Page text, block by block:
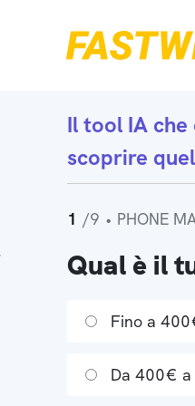
Il tool IA che
scoprire
1 /9 • PHONE
Qual è il
Fino a
Da 400€